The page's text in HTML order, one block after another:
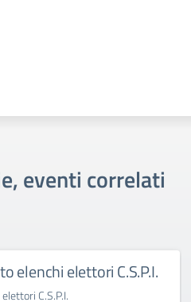
eventi correlati
elenchi elettori C.S.P.I.
C.S.P.I.